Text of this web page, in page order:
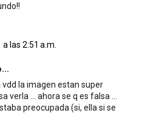
las 2:51 a.m.
la imagen estan super
verla ... ahora se q es falsa ...
preocupada (si, ella si se